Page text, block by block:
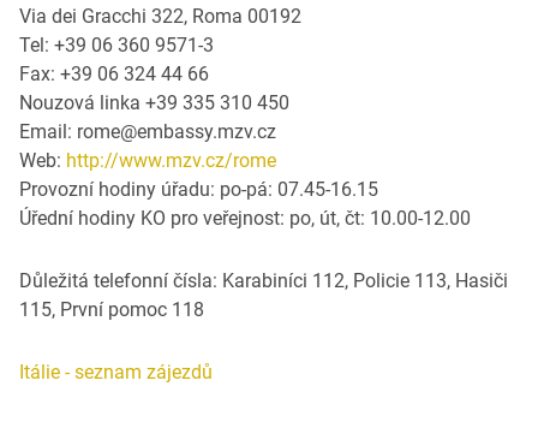
Via dei Gracchi 322, Roma 00192
Tel: +39 06 360 9571-3
Fax: +39 06 324 44 66
Nouzová linka +39 335 310 450
Email: rome@embassy.mzv.cz
Web: http://www.mzv.cz/rome
Provozní hodiny úřadu: po-pá: 07.45-16.15
Úřední hodiny KO pro veřejnost: po, út, čt: 10.00-12.00
Důležitá telefonní čísla: Karabiníci 112, Policie 113, Hasiči
115, První pomoc 118
Itálie - seznam zájezdů